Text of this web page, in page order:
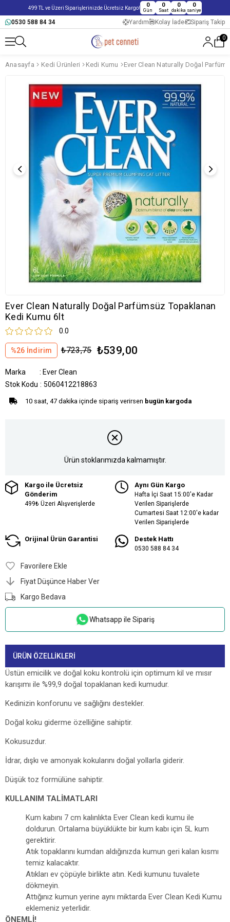
499 TL ve Üzeri Siparişlerinizde Ücretsiz Kargo! 0
Gün
0
Saat
0
dakika
0
saniye
0530 588 84 34 Yardım Kolay İade Sipariş Takip
0
Anasayfa Kedi Ürünleri Kedi Kumu
Ever Clean Naturally Doğal Parfümsüz Topaklanan
Kedi Kumu 6lt
0.0
%26 İndirim ₺723,75 ₺539,00
Marka : Ever Clean
Stok Kodu
5060412218863
10 saat, 47 dakika içinde sipariş verirsen bugün kargoda
Ürün stoklarımızda kalmamıştır.
Kargo ile Ücretsiz
Gönderim
499₺ Üzeri Alışverişlerde
Aynı Gün Kargo
Hafta İçi Saat 15:00'e Kadar
Verilen Siparişlerde
Cumartesi Saat 12:00'e kadar
Verilen Siparişlerde
Orijinal Ürün Garantisi Destek Hattı
0530 588 84 34
Favorilere Ekle
Fiyat Düşünce Haber Ver
Kargo Bedava
Whatsapp ile Sipariş
ÜRÜN ÖZELLIKLERI
Üstün emicilik ve doğal koku kontrolü için optimum kil ve mısır
karışımı ile %99,9 doğal topaklanan kedi kumudur.
Kedinizin konforunu ve sağlığını destekler.
Doğal koku giderme özelliğine sahiptir.
Kokusuzdur.
İdrar, dışkı ve amonyak kokularını doğal yollarla giderir.
Düşük toz formülüne sahiptir.
KULLANIM TALİMATLARI
Kum kabını 7 cm kalınlıkta Ever Clean kedi kumu ile
doldurun. Ortalama büyüklükte bir kum kabı için 5L kum
gerektirir.
Atık topaklarını kumdan aldığınızda kumun geri kalan kısmı
temiz kalacaktır.
Atıkları ev çöpüyle birlikte atın. Kedi kumunu tuvalete
dökmeyin.
Attığınız kumun yerine aynı miktarda Ever Clean Kedi Kumu
eklemeniz yeterlidir.
ÖNEMLİ!